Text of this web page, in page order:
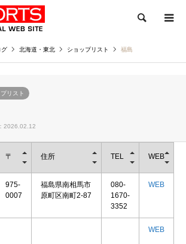
検索
グ 北海道・東北 ショップリスト 福島
リスト
2026.02.12
〒 住所 TEL WEB
975-
0007
福島県南相馬市
原町区南町2-87
080-
1670-
3352
WEB
WEB